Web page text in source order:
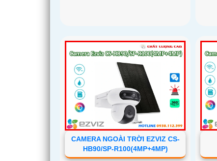
CAMERA NGOÀI TRỜI EZVIZ CS-
HB90/SP-R100(4MP+4MP)